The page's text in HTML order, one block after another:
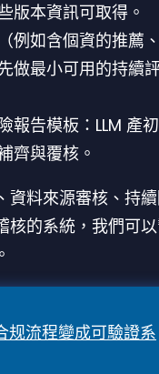
版本資訊可取得。
例如含個資的推薦
做最小可用的持續
報告模板：LLM 產初
齊與覆核。
資料來源審核、持
核的系統，我們可
规流程變成可驗證系